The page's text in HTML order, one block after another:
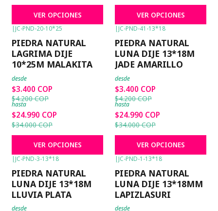
VER OPCIONES VER OPCIONES
|JC-PND-20-10*25
PIEDRA NATURAL
LAGRIMA DIJE
10*25M MALAKITA
desde
$3.400 COP
$4.200 COP
hasta
$24.990 COP
$34.000 COP
VER OPCIONES
|JC-PND-41-13*18
PIEDRA NATURAL
LUNA DIJE 13*18M
JADE AMARILLO
desde
$3.400 COP
$4.200 COP
hasta
$24.990 COP
$34.000 COP
VER OPCIONES
|JC-PND-3-13*18
PIEDRA NATURAL
LUNA DIJE 13*18M
LLUVIA PLATA
desde
|JC-PND-1-13*18
PIEDRA NATURAL
LUNA DIJE 13*18MM
LAPIZLASURI
desde